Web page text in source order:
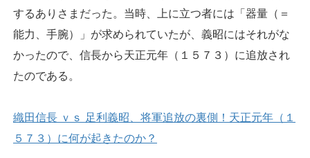
するありさまだった。当時、上に立つ者には「器量（＝
能力、手腕）」が求められていたが、義昭にはそれがな
かったので、信長から天正元年（１５７３）に追放され
たのである。
織田信長 ｖｓ 足利義昭、将軍追放の裏側！天正元年（１
５７３）に何が起きたのか？